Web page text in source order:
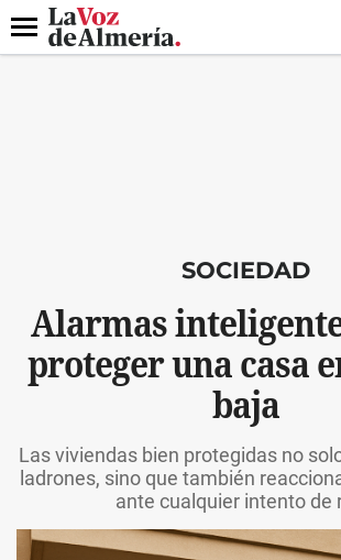
DESTACADO
Menú
SOCIEDAD
Alarmas
proteger una casa
baja
Las viviendas bien protegidas no
ladrones, sino que también
ante cualquier intento de